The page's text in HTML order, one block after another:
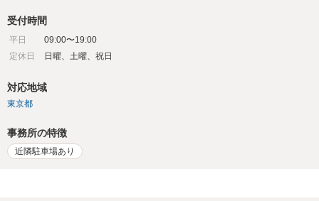
受付時間
平日
09:00〜19:00
定休日
日曜、土曜、祝日
対応地域
東京都
事務所の特徴
近隣駐車場あり